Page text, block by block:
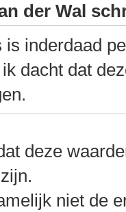
der Wal
is inderdaad
dacht dat
deze
niet de